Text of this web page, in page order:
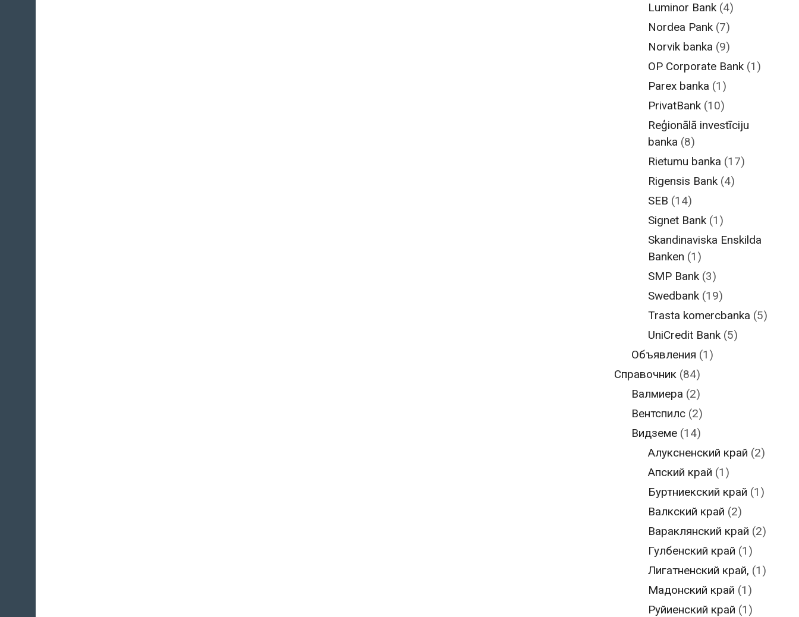
Luminor Bank (4)
Nordea Pank (7)
Norvik banka (9)
OP Corporate Bank (1)
Parex banka (1)
PrivatBank (10)
Reģionālā investīciju
banka (8)
Rietumu banka (17)
Rigensis Bank (4)
SEB (14)
Signet Bank (1)
Skandinaviska Enskilda
Banken (1)
SMP Bank (3)
Swedbank (19)
Trasta komercbanka (5)
UniCredit Bank (5)
Объявления (1)
Справочник (84)
Валмиера (2)
Вентспилс(2)
Видземе(14)
Алуксненский край (2)
Апский край (1)
Буртниекский край (1)
Валкский край (2)
Вараклянский край (2)
Гулбенский край (1)
Лигатненский край, (1)
Мадонский край (1)
Руйиенский край (1)